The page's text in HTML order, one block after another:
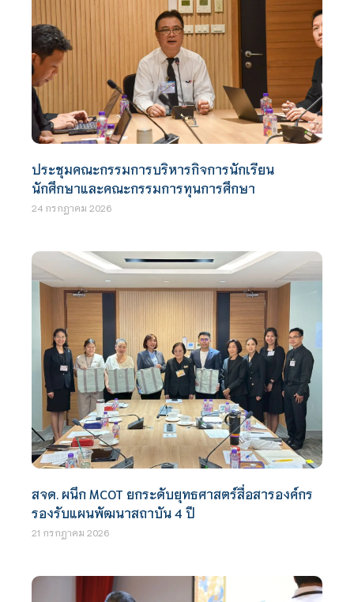
ประชุมคณะกรรมการบริหารกิจการนักเรียน
นักศึกษาและคณะกรรมการทุนการศึกษา
24 กรกฎาคม 2026
สจด. ผนึก MCOT ยกระดับยุทธศาสตร์สื่อสารองค์กร
รองรับแผนพัฒนาสถาบัน 4 ปี
21 กรกฎาคม 2026